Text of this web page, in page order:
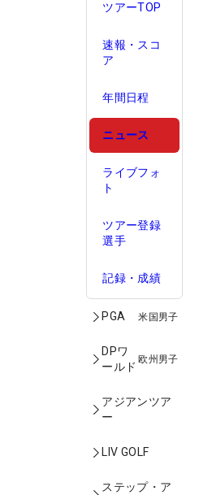
ツアーTOP
速報・スコ
ア
年間日程
ニュース
ライブフォ
ト
ツアー登録
選手
記録・成績
PGA 米国男子
DPワ
ールド
欧州男子
アジアンツア
ー
LIV GOLF
ステップ・ア